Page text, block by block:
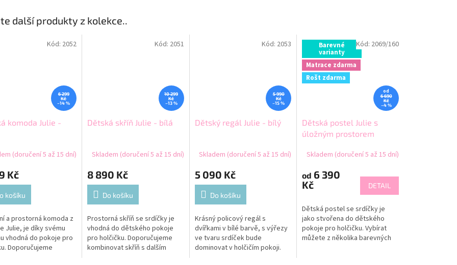
další produkty z kolekce..
6 299
Kč
–14 %
komoda Julie -
(doručení 5 až 15 dní)
Kč
košíku
a prostorná komoda z
Julie, je díky svému
vhodná do pokoje pro
Doporučujeme
Kód: 2052
10 299
Kč
–13 %
Dětská skříň Julie - bílá
Skladem (doručení 5 až 15 dní)
8 890 Kč
Do košíku
Prostorná skříň se srdíčky je
vhodná do dětského pokoje
pro holčičku. Doporučujeme
kombinovat skříň s dalším
Kód: 2051
5 990
Kč
–15 %
Dětský regál Julie - bílý
Skladem (doručení 5 až 15 dní)
5 090 Kč
Do košíku
Krásný policový regál s
dvířkami v bílé barvě, s výřezy
ve tvaru srdíček bude
dominovat v holčičím pokoji.
Kód: 2053 Barevné
varianty
Matrace zdarma
Rošt zdarma
od
6 690
Kč
–4 %
Dětská postel Julie s
úložným prostorem
Skladem (doručení 5 až 15 dní)
od 6 390
Kč
DETAIL
Dětská postel se srdíčky je
jako stvořena do dětského
pokoje pro holčičku. Vybírat
můžete z několika barevných
Kód: 2069/160